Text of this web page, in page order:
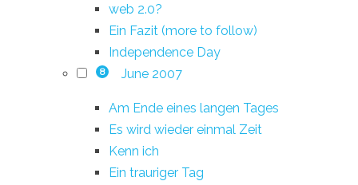
web 2.0?
Ein Fazit (more to follow)
Independence Day
8 June 2007
Am Ende eines langen Tages
Es wird wieder einmal Zeit
Kenn ich
Ein trauriger Tag